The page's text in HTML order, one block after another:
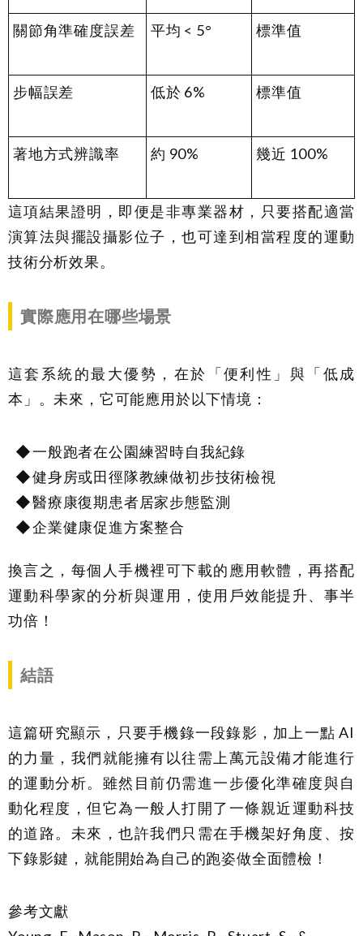
關節角準確度誤差 平均 < 5° 標準值
步幅誤差 低於 6% 標準值
著地方式辨識率 約 90% 幾近 100%
這項結果證明，即便是非專業器材，只要搭配適當
演算法與擺設攝影位子，也可達到相當程度的運動
技術分析效果。
實際應用在哪些場景
這套系統的最大優勢，在於「便利性」與「低成
本」。未來，它可能應用於以下情境：
一般跑者在公園練習時自我紀錄
健身房或田徑隊教練做初步技術檢視
醫療康復期患者居家步態監測
企業健康促進方案整合
換言之，每個人手機裡可下載的應用軟體，再搭配
運動科學家的分析與運用，使用戶效能提升、事半
功倍！
結語
這篇研究顯示，只要手機錄一段錄影，加上一點 AI
的力量，我們就能擁有以往需上萬元設備才能進行
的運動分析。雖然目前仍需進一步優化準確度與自
動化程度，但它為一般人打開了一條親近運動科技
的道路。未來，也許我們只需在手機架好角度、按
下錄影鍵，就能開始為自己的跑姿做全面體檢！
參考文獻